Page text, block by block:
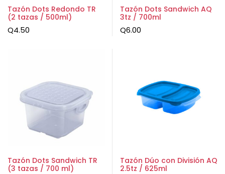
Tazón Dots Redondo TR
(2 tazas / 500ml)
Q4.50
Tazón Dots Sandwich AQ
3tz / 700ml
Q6.00
Tazón Dots Sandwich TR
(3 tazas / 700 ml)
Tazón Dúo con División AQ
2.5tz / 625ml